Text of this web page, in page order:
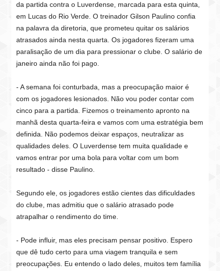
da partida contra o Luverdense, marcada para esta quinta,
em Lucas do Rio Verde. O treinador Gilson Paulino confia
na palavra da diretoria, que prometeu quitar os salários
atrasados ainda nesta quarta. Os jogadores fizeram uma
paralisação de um dia para pressionar o clube. O salário de
janeiro ainda não foi pago.
- A semana foi conturbada, mas a preocupação maior é
com os jogadores lesionados. Não vou poder contar com
cinco para a partida. Fizemos o treinamento apronto na
manhã desta quarta-feira e vamos com uma estratégia bem
definida. Não podemos deixar espaços, neutralizar as
qualidades deles. O Luverdense tem muita qualidade e
vamos entrar por uma bola para voltar com um bom
resultado - disse Paulino.
Segundo ele, os jogadores estão cientes das dificuldades
do clube, mas admitiu que o salário atrasado pode
atrapalhar o rendimento do time.
- Pode influir, mas eles precisam pensar positivo. Espero
que dê tudo certo para uma viagem tranquila e sem
preocupações. Eu entendo o lado deles, muitos tem família